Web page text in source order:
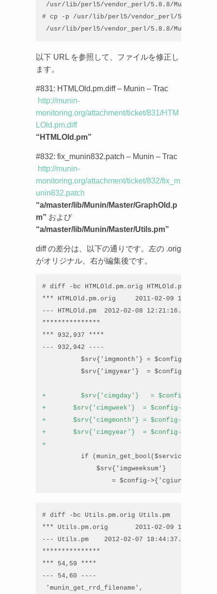
/usr/lib/perl5/vendor_perl/5.8.8/Munin/
# cp -p /usr/lib/perl5/vendor_perl/5.8.8/Munin/
/usr/lib/perl5/vendor_perl/5.8.8/Munin/
以下 URL を参照して、ファイルを修正し
ます。
#831: HTMLOld.pm.diff – Munin – Trac
http://munin-
monitoring.org/attachment/ticket/831/HTM
LOld.pm.diff
“HTMLOld.pm”
#832: fix_munin832.patch – Munin – Trac
http://munin-
monitoring.org/attachment/ticket/832/fix_m
unin832.patch
“a/master/lib/Munin/Master/GraphOld.p
m” および
“a/master/lib/Munin/Master/Utils.pm”
diff の差分は、以下の通りです。左の .orig
がオリジナル、右が編集後です。
# diff -bc HTMLOld.pm.orig HTMLOld.pm
*** HTMLOld.pm.orig     2011-02-09
--- HTMLOld.pm  2012-02-08
***************
*** 932,937 ****
--- 932,942 ----
$srv{'imgmonth'} = $config-
$srv{'imgyear'}  = $config-
+         $srv{'cimgday'}   = $config-
+       $srv{'cimgweek'}  = $config-
+       $srv{'cimgmonth'} = $config-
+       $srv{'cimgyear'}  = $config-
+
if (munin_get_bool($service,
              $srv{'imgweeksum'}
= $config-
# diff -bc Utils.pm.orig Utils.pm
*** Utils.pm.orig       2011-02-09
--- Utils.pm    2012-02-07 18:44:37.000000000
***************
*** 54,59 ****
--- 54,60 ----
'munin_get_rrd_filename',